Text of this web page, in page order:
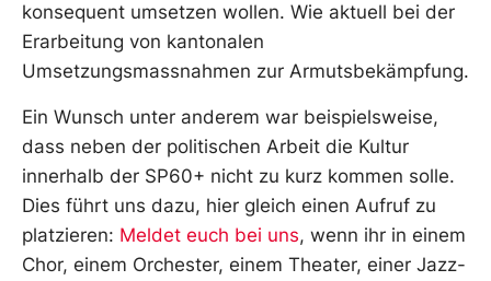
konsequent umsetzen wollen. Wie aktuell bei der
Erarbeitung von kantonalen
Umsetzungsmassnahmen zur Armutsbekämpfung.
Ein Wunsch unter anderem war beispielsweise,
dass neben der politischen Arbeit die Kultur
innerhalb der SP60+ nicht zu kurz kommen solle.
Dies führt uns dazu, hier gleich einen Aufruf zu
platzieren: Meldet euch bei uns, wenn ihr in einem
Chor, einem Orchester, einem Theater, einer Jazz-